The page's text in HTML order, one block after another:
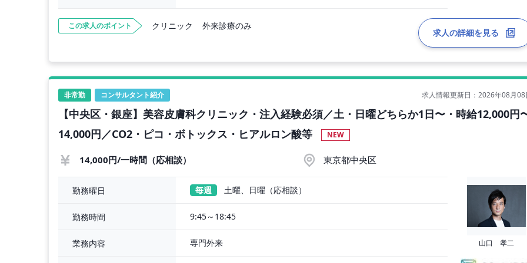
この求人のポイント クリニック 外来診療のみ
求人の詳細を見る
非常勤 コンサルタント紹介 求人情報更新日：2026年08月08
【中央区・銀座】美容皮膚科クリニック・注入経験必須／土・日曜どちらか1日〜・時給12,000円
14,000円／CO2・ピコ・ボトックス・ヒアルロン酸等
NEW
14,000円/一時間（応相談） 東京都中央区
勤務曜日 毎週 土曜、日曜（応相談）
勤務時間 9:45～18:45
業務内容 専門外来 山口 孝二